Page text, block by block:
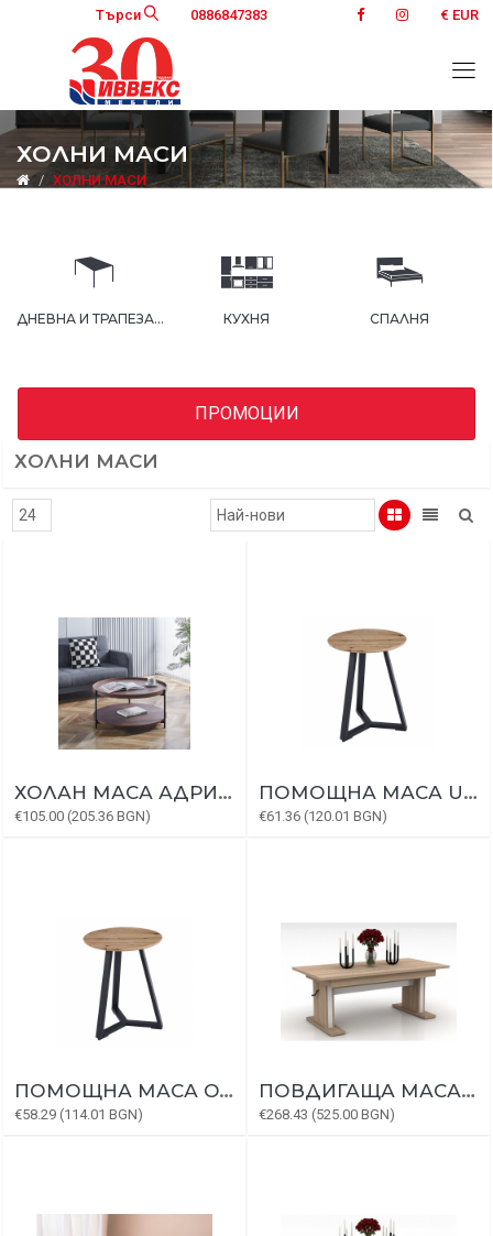
Търси 0886847383 € EUR
ХОЛНИ МАСИ
ХОЛНИ МАСИ
ДНЕВНА И ТРАПЕЗАРИЯ КУХНЯ СПАЛНЯ
ПРОМОЦИИ
ХОЛНИ МАСИ
ХОЛАН МАСА АДРИАНА
€105.00 (205.36 BGN)
ПОМОЩНА МАСА UMEA
€61.36 (120.01 BGN)
ПОМОЩНА МАСА ORSA
€58.29 (114.01 BGN)
ПОВДИГАЩА МАСА СОЛОМОН
€268.43 (525.00 BGN)